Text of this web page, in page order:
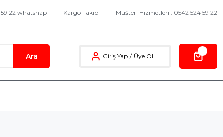
22 whatshap
Kargo Takibi Müşteri Hizmetleri : 0542 524 59 22
Ara Giriş Yap / Üye Ol